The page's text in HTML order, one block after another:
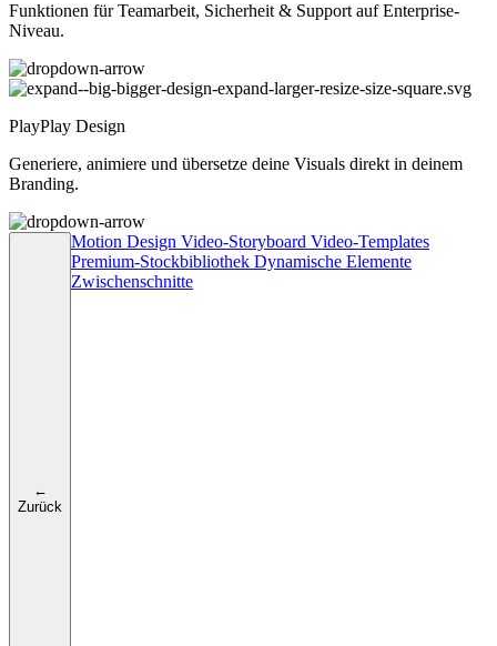
Funktionen für Teamarbeit, Sicherheit & Support auf Enterprise-
Niveau.
PlayPlay Design
Generiere, animiere und übersetze deine Visuals direkt in deinem
Branding.
←
Zurück
Motion Design Video-Storyboard Video-Templates
Premium-Stockbibliothek Dynamische Elemente
Zwischenschnitte